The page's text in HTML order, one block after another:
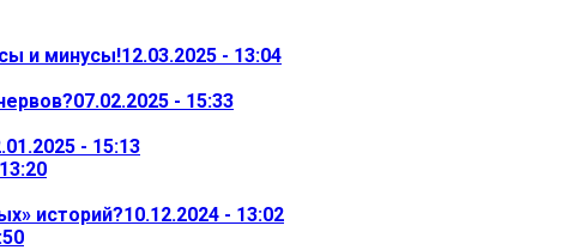
и минусы!12.03.2025 - 13:04
07.02.2025 - 15:33
- 15:13
историй?10.12.2024 - 13:02